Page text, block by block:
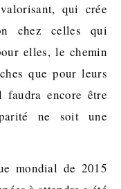
qui crée
chez celles qui
elles, le chemin
que pour leurs
faudra encore être
ne soit une
mondial de 2015